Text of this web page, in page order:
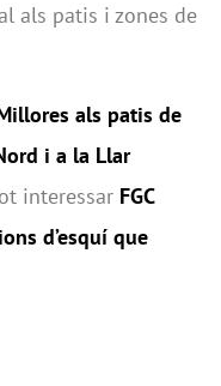
als patis i zones de
als patis de
i a la Llar
interessar FGC
d’esquí que